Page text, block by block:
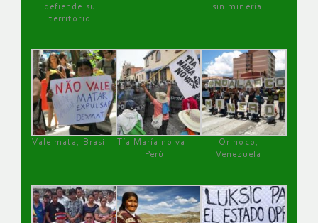
defiende su
territorio
sin minería.
Vale mata, Brasil
Tía María no va !
Perú
Orinoco,
Venezuela